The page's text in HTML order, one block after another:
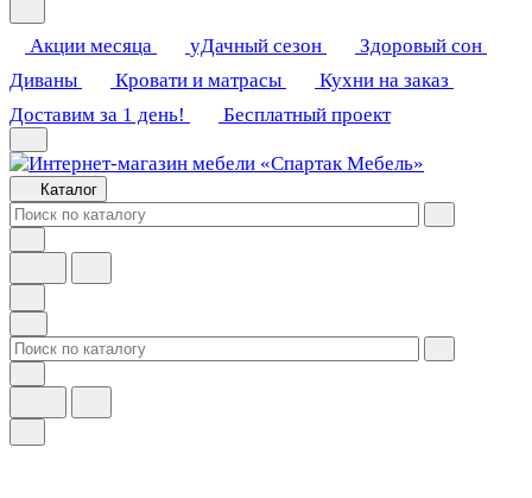
Акции месяца уДачный сезон
Здоровый сон
Диваны
Кровати и матрасы
Кухни на заказ
Доставим за 1 день!
Бесплатный проект
Каталог